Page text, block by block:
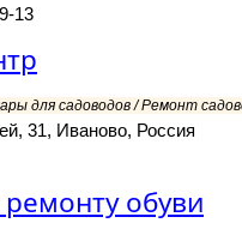
13
для садоводов / Ремонт
31, Иваново, Россия
обуви